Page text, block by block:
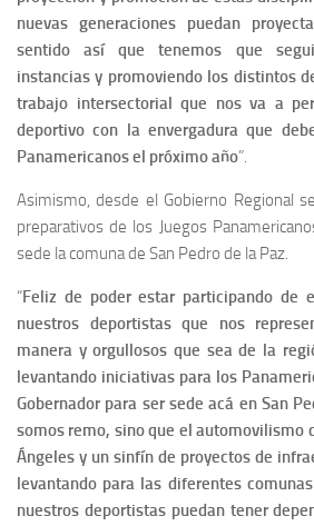
nuevas generaciones puedan
sentido así que tenemos que
instancias y promoviendo los distintos
trabajo intersectorial que nos va a
deportivo con la envergadura que
Panamericanos el próximo año”.
Asimismo, desde el Gobierno Regional
preparativos de los Juegos
sede la comuna de San Pedro de la Paz.
“Feliz de poder estar participando de
nuestros deportistas que nos
manera y orgullosos que sea de la
levantando iniciativas para los
Gobernador para ser sede acá en San
somos remo, sino que el automovilismo
Ángeles y un sinfín de proyectos de
levantando para las diferentes
nuestros deportistas puedan tener